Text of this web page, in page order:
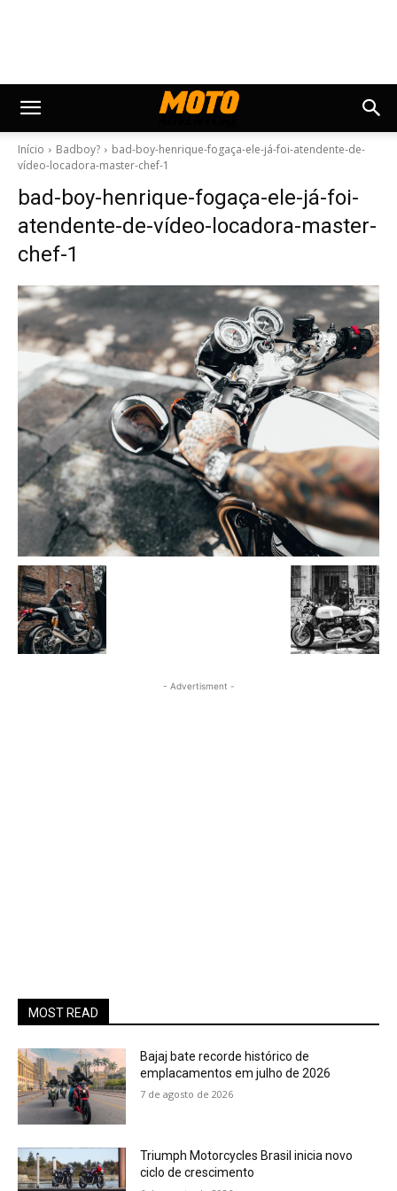
Início Badboy?
bad-boy-henrique-fogaça-ele-já-foi-atendente-de-
vídeo-locadora-master-chef-1
bad-boy-henrique-fogaça-ele-já-foi-
atendente-de-vídeo-locadora-master-
chef-1
- Advertisment -
MOST READ
Bajaj bate recorde histórico de
emplacamentos em julho de 2026
7 de agosto de 2026
Triumph Motorcycles Brasil inicia novo
ciclo de crescimento